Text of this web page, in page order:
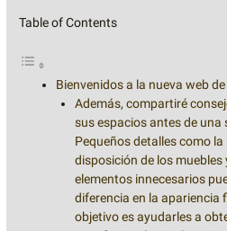
Table of Contents
Bienvenidos a la nueva web
Además, compartiré
sus espacios antes de
Pequeños detalles como
disposición de los muebles
elementos innecesarios
diferencia en la apariencia
objetivo es ayudarles a